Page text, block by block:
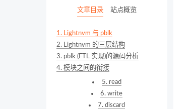
文章目录 站点概览
1. Lightnvm 与 pblk
2. Lightnvm 的三层结构
3. pblk (FTL 实现)的源码分析
4. 模块之间的衔接
5. read
6. write
7. discard